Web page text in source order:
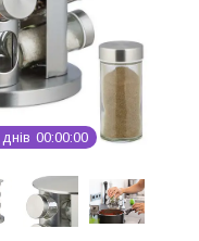
днів 00 00 00